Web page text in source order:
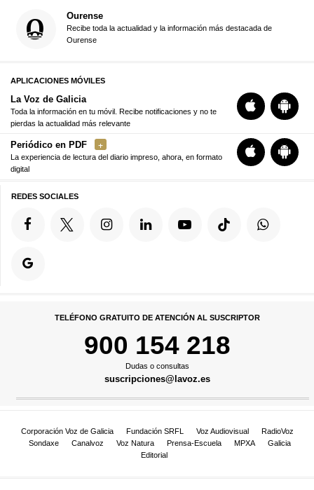
Ourense
Recibe toda la actualidad y la información más destacada de
Ourense
APLICACIONES MÓVILES
La Voz de Galicia
Toda la información en tu móvil. Recibe notificaciones y no te
pierdas la actualidad más relevante
Periódico en PDF
La experiencia de lectura del diario impreso, ahora, en formato
digital
REDES SOCIALES
TELÉFONO GRATUITO DE ATENCIÓN AL SUSCRIPTOR
900 154 218
Dudas o consultas
suscripciones@lavoz.es
Corporación Voz de Galicia Fundación SRFL Voz Audiovisual
RadioVoz
Sondaxe
Canalvoz Voz Natura Prensa-Escuela MPXA
Galicia
Editorial